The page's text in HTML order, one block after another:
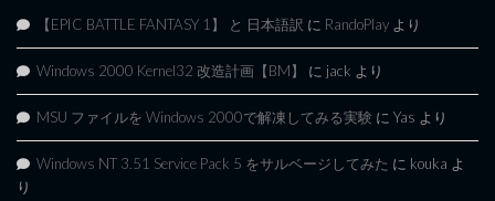
【EPIC BATTLE FANTASY 1】 と 日本語訳 に RandoPlay より
Windows 2000 Kernel32 改造計画【BM】 に jack より
MSU ファイルを Windows 2000で解凍してみる実験 に Yas より
Windows NT 3.51 Service Pack 5 をサルベージしてみた に kouka よ
り